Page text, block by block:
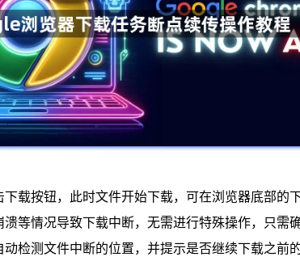
载按钮，此时文件开始下载，可在浏览器底部的
等情况导致下载中断，无需进行特殊操作，只需
检测文件中断的位置，并提示是否继续下载之前